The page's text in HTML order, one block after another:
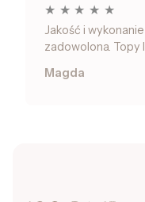
★ ★ ★ ★ ★
Jakość i
zadowolona. Topy
Magda